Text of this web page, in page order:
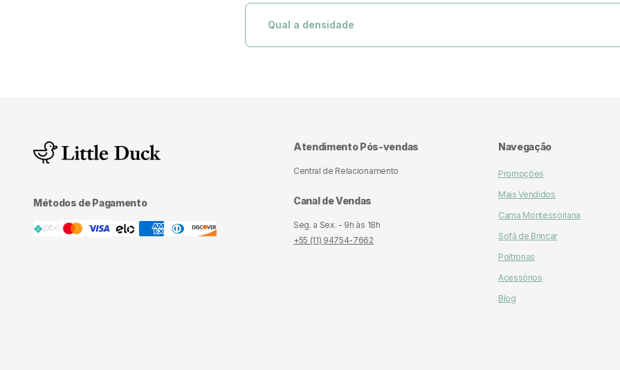
Nossos Móveis são projetados para oferecer o máximo em conforto, qualidade e design
Com a atenção aos detalhes e o uso de materiais sustentáveis, cada peça é pensada para
às necessidades e ao estilo de vida da sua família. Desde sofás a móveis infantis, nossos
combinam funcionalidade e estética, proporcionando ambientes acolhedores e práticos
Qual a densidade
Métodos de Pagamento
Atendimento Pós-vendas
Central de Relacionamento
Canal de Vendas
Seg. a Sex. - 9h às 18h
+55 (11) 94754-7662
Navegação
Promoções
Mais Vendidos
Cama Montessoriana
Sofá de Brincar
Poltronas
Acessórios
Blog